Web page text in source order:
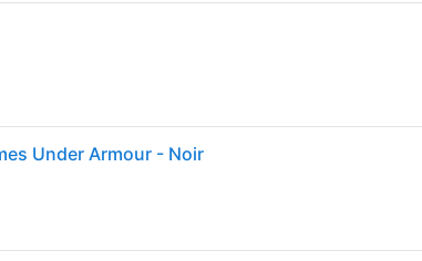
Under Armour - Noir